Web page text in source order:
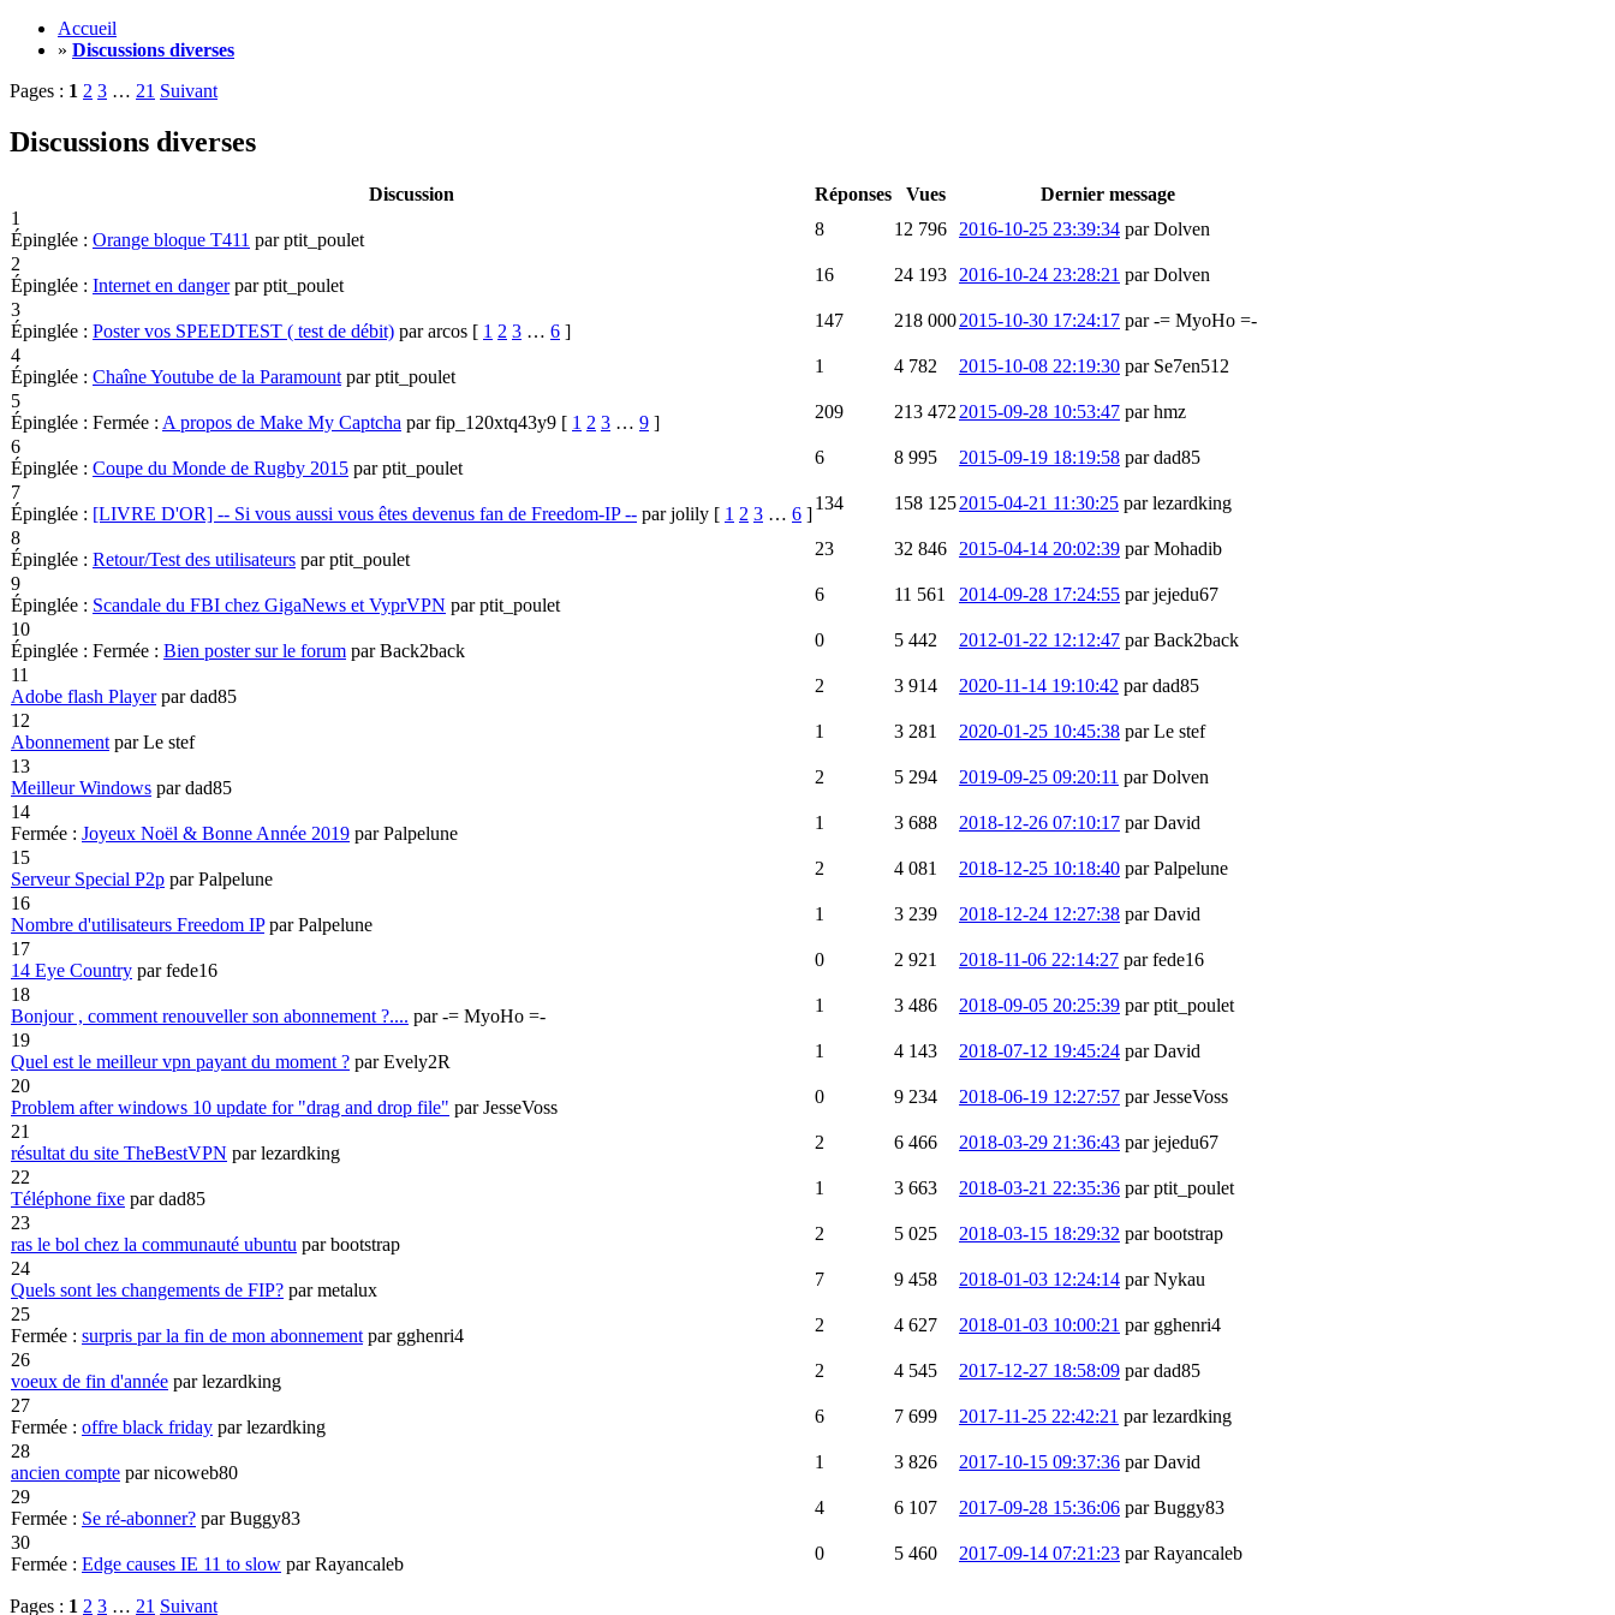
Accueil
» Discussions diverses
Pages : 1 2 3 … 21 Suivant
Discussions diverses
Discussion Réponses Vues
Dernier message
1
Épinglée : Orange bloque T411 par ptit_poulet
8 12 796 2016-10-25 23:39:34 par Dolven
2
Épinglée : Internet en danger par ptit_poulet
16 24 193 2016-10-24 23:28:21 par Dolven
3
Épinglée : Poster vos SPEEDTEST ( test de débit) par arcos [ 1 2 3 … 6 ]
147 218 0002015-10-30 17:24:17 par -= MyoHo =-
4
Épinglée : Chaîne Youtube de la Paramount par ptit_poulet
1 4 782 2015-10-08 22:19:30 par Se7en512
5
Épinglée : Fermée : A propos de Make My Captcha par fip_120xtq43y9 [ 1 2 3 … 9 ]
209 213 472 2015-09-28 10:53:47 par hmz
6
Épinglée : Coupe du Monde de Rugby 2015 par ptit_poulet
6 8 995 2015-09-19 18:19:58 par dad85
7
Épinglée : [LIVRE D'OR] -- Si vous aussi vous êtes devenus fan de Freedom-IP -- par jolily [ 1 2 3 … 6 ]
134 158 1252015-04-21 11:30:25 par lezardking
8
Épinglée : Retour/Test des utilisateurs par ptit_poulet
23 32 846 2015-04-14 20:02:39 par Mohadib
9
Épinglée : Scandale du FBI chez GigaNews et VyprVPN par ptit_poulet
6 11 561 2014-09-28 17:24:55 par jejedu67
10
Épinglée : Fermée : Bien poster sur le forum par Back2back
0 5 442 2012-01-22 12:12:47 par Back2back
11
Adobe flash Player par dad85
2 3 914 2020-11-14 19:10:42 par dad85
12
Abonnement par Le stef
1 3 281 2020-01-25 10:45:38 par Le stef
13
Meilleur Windows par dad85
2 5 294 2019-09-25 09:20:11 par Dolven
14
Fermée : Joyeux Noël & Bonne Année 2019 par Palpelune
1 3 688 2018-12-26 07:10:17 par David
15
Serveur Special P2p par Palpelune
2 4 081 2018-12-25 10:18:40 par Palpelune
16
Nombre d'utilisateurs Freedom IP par Palpelune
1 3 239 2018-12-24 12:27:38 par David
17
14 Eye Country par fede16
0 2 921 2018-11-06 22:14:27 par fede16
18
Bonjour , comment renouveller son abonnement ?.... par -= MyoHo =-
1 3 486 2018-09-05 20:25:39 par ptit_poulet
19
Quel est le meilleur vpn payant du moment ? par Evely2R
1 4 143 2018-07-12 19:45:24 par David
20
Problem after windows 10 update for "drag and drop file" par JesseVoss
0 9 234 2018-06-19 12:27:57 par JesseVoss
21
résultat du site TheBestVPN par lezardking
2 6 466 2018-03-29 21:36:43 par jejedu67
22
Téléphone fixe par dad85
1 3 663 2018-03-21 22:35:36 par ptit_poulet
23
ras le bol chez la communauté ubuntu par bootstrap
2 5 025 2018-03-15 18:29:32 par bootstrap
24
Quels sont les changements de FIP? par metalux
7 9 458 2018-01-03 12:24:14 par Nykau
25
Fermée : surpris par la fin de mon abonnement par gghenri4
2 4 627 2018-01-03 10:00:21 par gghenri4
26
voeux de fin d'année par lezardking
2 4 545 2017-12-27 18:58:09 par dad85
27
Fermée : offre black friday par lezardking
6 7 699 2017-11-25 22:42:21 par lezardking
28
ancien compte par nicoweb80
1 3 826 2017-10-15 09:37:36 par David
29
Fermée : Se ré-abonner? par Buggy83
4 6 107 2017-09-28 15:36:06 par Buggy83
30
Fermée : Edge causes IE 11 to slow par Rayancaleb
0 5 460 2017-09-14 07:21:23 par Rayancaleb
Pages : 1 2 3 … 21 Suivant